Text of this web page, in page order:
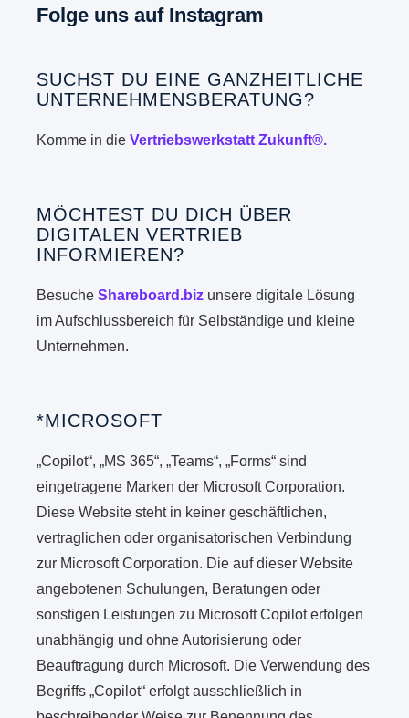
Folge uns auf Instagram
SUCHST DU EINE GANZHEITLICHE
UNTERNEHMENSBERATUNG?
Komme in dieVertriebswerkstatt Zukunft®.
MÖCHTEST DU DICH ÜBER
DIGITALEN VERTRIEB
INFORMIEREN?
BesucheShareboard.biz unsere digitale Lösung
im Aufschlussbereich für Selbständige und kleine
Unternehmen.
*MICROSOFT
„Copilot“, „MS 365“, „Teams“, „Forms“ sind
eingetragene Marken der Microsoft Corporation.
Diese Website steht in keiner geschäftlichen,
vertraglichen oder organisatorischen Verbindung
zur Microsoft Corporation. Die auf dieser Website
angebotenen Schulungen, Beratungen oder
sonstigen Leistungen zu Microsoft Copilot erfolgen
unabhängig und ohne Autorisierung oder
Beauftragung durch Microsoft. Die Verwendung des
Begriffs „Copilot“ erfolgt ausschließlich in